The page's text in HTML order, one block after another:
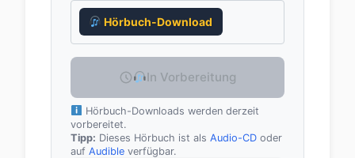
Hörbuch-Download
In Vorbereitung
Hörbuch-Downloads werden derzeit
vorbereitet.
Tipp: Dieses Hörbuch ist als Audio-CD oder
auf Audible verfügbar.